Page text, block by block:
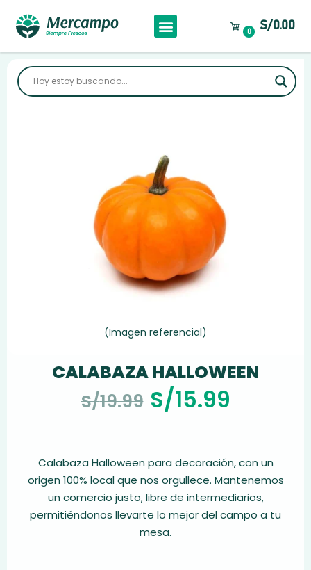
0 S/0.00
(Imagen referencial)
CALABAZA HALLOWEEN
S/19.99 S/15.99
Calabaza Halloween para decoración, con un
origen 100% local que nos orgullece. Mantenemos
un comercio justo, libre de intermediarios,
permitiéndonos llevarte lo mejor del campo a tu
mesa.